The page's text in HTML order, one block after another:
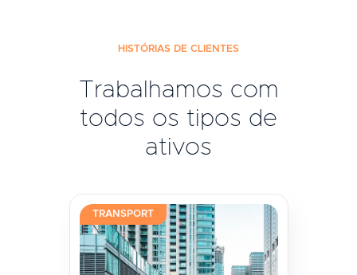
HISTÓRIAS DE CLIENTES
Trabalhamos com
todos os tipos de
ativos
TRANSPORT